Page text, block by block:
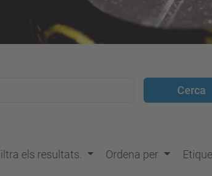
els resultats. Ordena per